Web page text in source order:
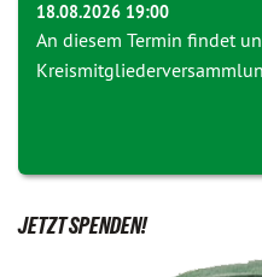
18.08.2026 19:00
An diesem Termin findet
JETZT SPENDEN!